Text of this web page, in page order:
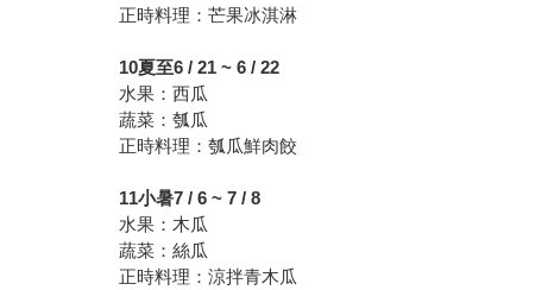
正時料理：芒果冰淇淋
10夏至6 / 21 ~ 6 / 22
水果：西瓜
蔬菜：瓠瓜
正時料理：瓠瓜鮮肉餃
11小暑7 / 6 ~ 7 / 8
水果：木瓜
蔬菜：絲瓜
正時料理：涼拌青木瓜